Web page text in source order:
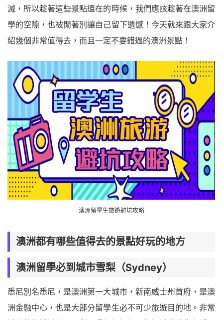
滅，所以趁著這些景點還在的時候，我們應該趁著在澳洲留
學的空隙，也被閒著別讓自己留下遺憾！今天就來跟大家介
紹幾個非常值得去，而且一定不要錯過的澳洲景點！
澳洲留學生旅遊避坑攻略
澳洲都有哪些值得去的景點好玩的地方
澳洲留學必到城市雪梨（Sydney）
悉尼別名悉尼，是澳洲第一大城市，新南威士州首府，是澳
洲金融中心，也是大部分留學生必不可少旅遊目的地。非常